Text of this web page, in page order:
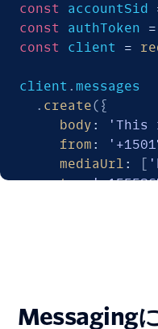
const accountSid
const authToken =
const client =
client . messages
. create( {
body :
'This
from :
mediaUrl : [
to:
Messaging